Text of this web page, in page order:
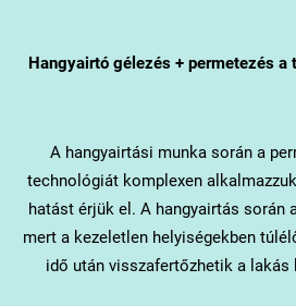
Hangyairtó gélezés + permetezés a
A hangyairtási munka során a
technológiát komplexen
hatást érjük el. A hangyairtás során
mert a kezeletlen helyiségekben
idő után visszafertőzhetik a lakás